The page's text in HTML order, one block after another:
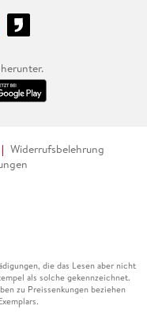
Widerrufsbelehrung
die das Lesen aber nicht
als solche gekennzeichnet.
zu Preissenkungen beziehen